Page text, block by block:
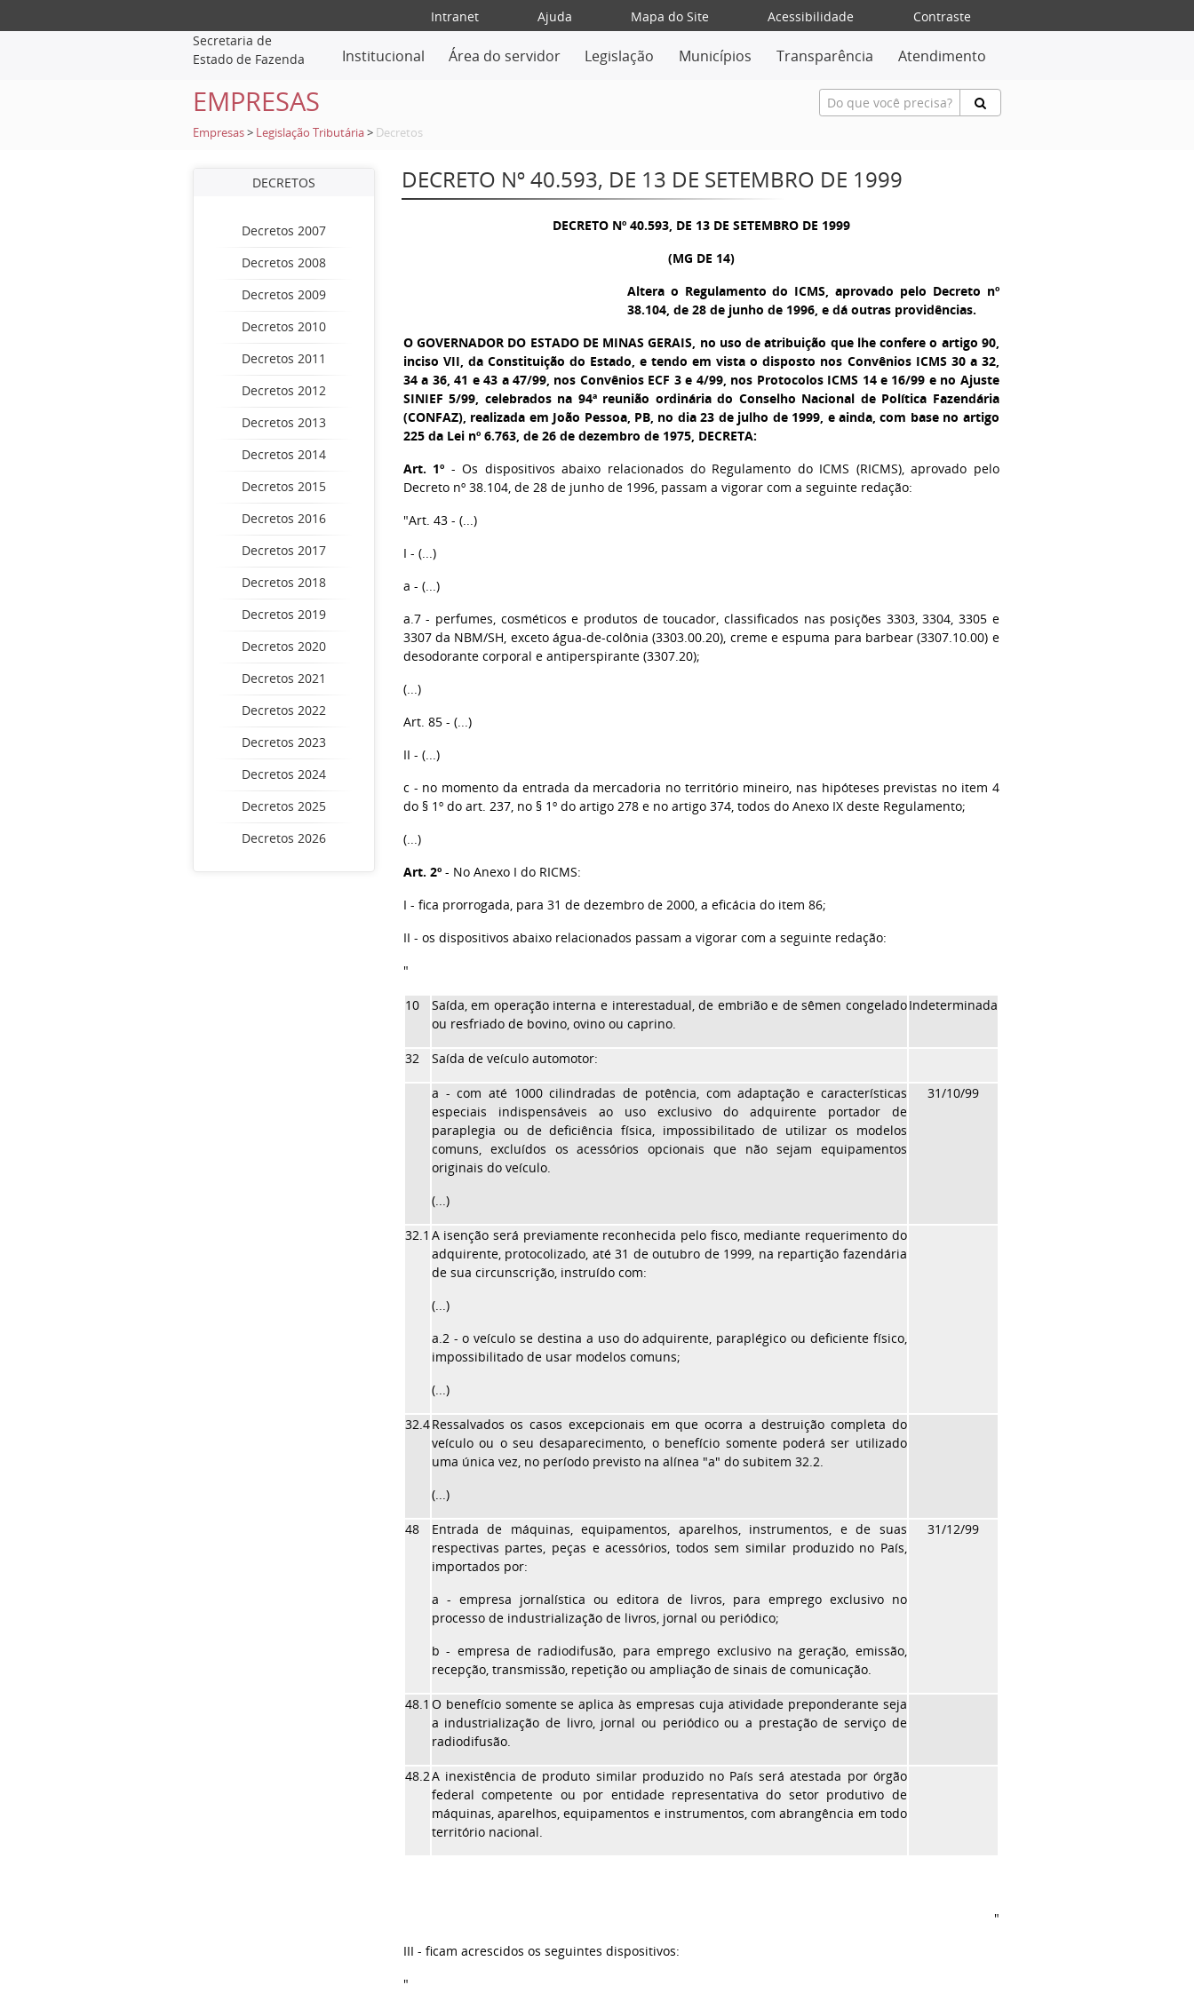
Intranet Ajuda Mapa do Site Acessibilidade
Contraste
Secretaria de
Estado de Fazenda
Institucional Área do servidor Legislação Municípios Transparência Atendimento
EMPRESAS
Empresas > Legislação Tributária > Decretos
DECRETOS
Decretos 2007
Decretos 2008
Decretos 2009
Decretos 2010
Decretos 2011
Decretos 2012
Decretos 2013
Decretos 2014
Decretos 2015
Decretos 2016
Decretos 2017
Decretos 2018
Decretos 2019
Decretos 2020
Decretos 2021
Decretos 2022
Decretos 2023
Decretos 2024
Decretos 2025
Decretos 2026
DECRETO Nº 40.593, DE 13 DE SETEMBRO DE 1999
DECRETO Nº 40.593, DE 13 DE SETEMBRO DE 1999
(MG DE 14)
Altera o Regulamento do ICMS, aprovado pelo Decreto nº
38.104, de 28 de junho de 1996, e dá outras providências.
O GOVERNADOR DO ESTADO DE MINAS GERAIS, no uso de atribuição que lhe confere o artigo 90,
inciso VII, da Constituição do Estado, e tendo em vista o disposto nos Convênios ICMS 30 a 32,
34 a 36, 41 e 43 a 47/99, nos Convênios ECF 3 e 4/99, nos Protocolos ICMS 14 e 16/99 e no Ajuste
SINIEF 5/99, celebrados na 94ª reunião ordinária do Conselho Nacional de Política Fazendária
(CONFAZ), realizada em João Pessoa, PB, no dia 23 de julho de 1999, e ainda, com base no artigo
225 da Lei nº 6.763, de 26 de dezembro de 1975, DECRETA:
Art. 1º - Os dispositivos abaixo relacionados do Regulamento do ICMS (RICMS), aprovado pelo
Decreto nº 38.104, de 28 de junho de 1996, passam a vigorar com a seguinte redação:
"Art. 43 - (...)
I - (...)
a - (...)
a.7 - perfumes, cosméticos e produtos de toucador, classificados nas posições 3303, 3304, 3305 e
3307 da NBM/SH, exceto água-de-colônia (3303.00.20), creme e espuma para barbear (3307.10.00) e
desodorante corporal e antiperspirante (3307.20);
(...)
Art. 85 - (...)
II - (...)
c - no momento da entrada da mercadoria no território mineiro, nas hipóteses previstas no item 4
do § 1º do art. 237, no § 1º do artigo 278 e no artigo 374, todos do Anexo IX deste Regulamento;
(...)
Art. 2º- No Anexo I do RICMS:
I - fica prorrogada, para 31 de dezembro de 2000, a eficácia do item 86;
II - os dispositivos abaixo relacionados passam a vigorar com a seguinte redação:
"
10
Saída, em operação interna e interestadual, de embrião e de sêmen congelado
ou resfriado de bovino, ovino ou caprino.
Indeterminada
32 Saída de veículo automotor:
a - com até 1000 cilindradas de potência, com adaptação e características
especiais indispensáveis ao uso exclusivo do adquirente portador de
paraplegia ou de deficiência física, impossibilitado de utilizar os modelos
comuns, excluídos os acessórios opcionais que não sejam equipamentos
originais do veículo.
(...)
31/10/99
32.1 A isenção será previamente reconhecida pelo fisco, mediante requerimento do
adquirente, protocolizado, até 31 de outubro de 1999, na repartição fazendária
de sua circunscrição, instruído com:
(...)
a.2 - o veículo se destina a uso do adquirente, paraplégico ou deficiente físico,
impossibilitado de usar modelos comuns;
(...)
32.4Ressalvados os casos excepcionais em que ocorra a destruição completa do
veículo ou o seu desaparecimento, o benefício somente poderá ser utilizado
uma única vez, no período previsto na alínea "a" do subitem 32.2.
(...)
48
Entrada de máquinas, equipamentos, aparelhos, instrumentos, e de suas
respectivas partes, peças e acessórios, todos sem similar produzido no País,
importados por:
a - empresa jornalística ou editora de livros, para emprego exclusivo no
processo de industrialização de livros, jornal ou periódico;
b - empresa de radiodifusão, para emprego exclusivo na geração, emissão,
recepção, transmissão, repetição ou ampliação de sinais de comunicação.
31/12/99
48.1 O benefício somente se aplica às empresas cuja atividade preponderante seja
a industrialização de livro, jornal ou periódico ou a prestação de serviço de
radiodifusão.
48.2A inexistência de produto similar produzido no País será atestada por órgão
federal competente ou por entidade representativa do setor produtivo de
máquinas, aparelhos, equipamentos e instrumentos, com abrangência em todo
território nacional.
"
III - ficam acrescidos os seguintes dispositivos:
"